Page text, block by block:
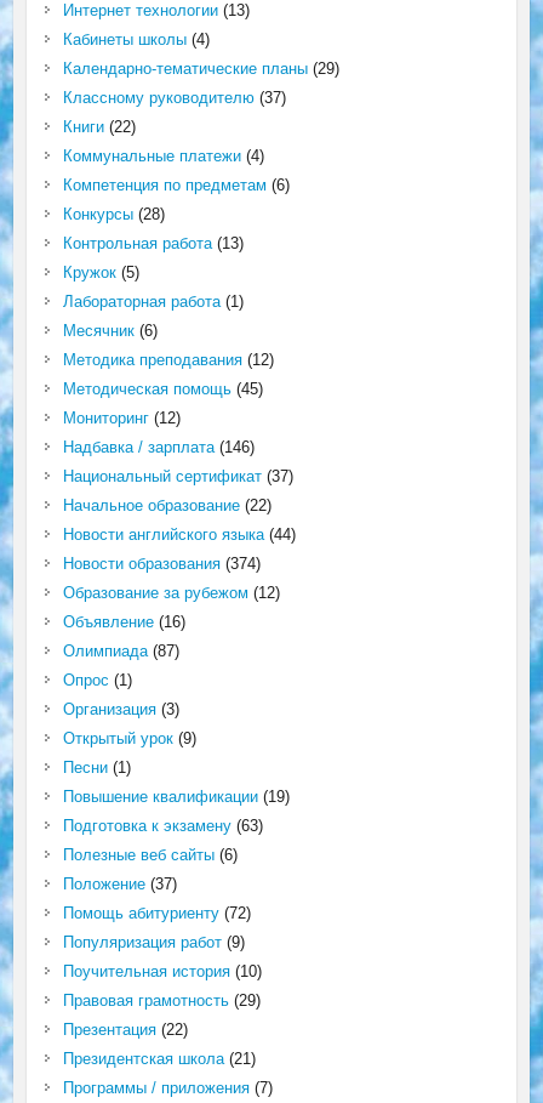
Интернет технологии(13)
Кабинеты школы(4)
Календарно-тематические планы(29)
Классному руководителю(37)
Книги(22)
Коммунальные платежи(4)
Компетенция по предметам (6)
Конкурсы(28)
Контрольная работа(13)
Кружок(5)
Лабораторная работа(1)
Месячник(6)
Методика преподавания(12)
Методическая помощь(45)
Мониторинг(12)
Надбавка / зарплата(146)
Национальный сертификат(37)
Начальное образование(22)
Новости английского языка(44)
Новости образования(374)
Образование за рубежом (12)
Объявление(16)
Олимпиада(87)
Опрос (1)
Организация(3)
Открытый урок(9)
Песни(1)
Повышение квалификации(19)
Подготовка к экзамену(63)
Полезные веб сайты(6)
Положение(37)
Помощь абитуриенту(72)
Популяризация работ(9)
Поучительная история(10)
Правовая грамотность(29)
Презентация(22)
Президентская школа(21)
Программы / приложения(7)